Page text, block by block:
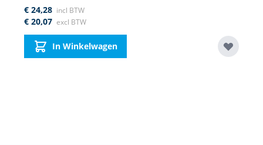
€ 24,28
€ 20,07
In Winkelwagen